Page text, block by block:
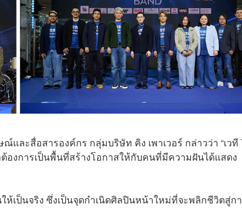
ละสื่อสารองค์กร กลุ่มบริษัท คิง เพาเวอร์ กล่าวว่า “เวที
องการเป็นพื้นที่สร้างโอกาสให้กับคนที่มีความฝันได้แสดง
ห้เป็นจริง ซึ่งเป็นจุดกำเนิดศิลปินหน้าใหม่ที่จะพลิกชีวิตสู่ก